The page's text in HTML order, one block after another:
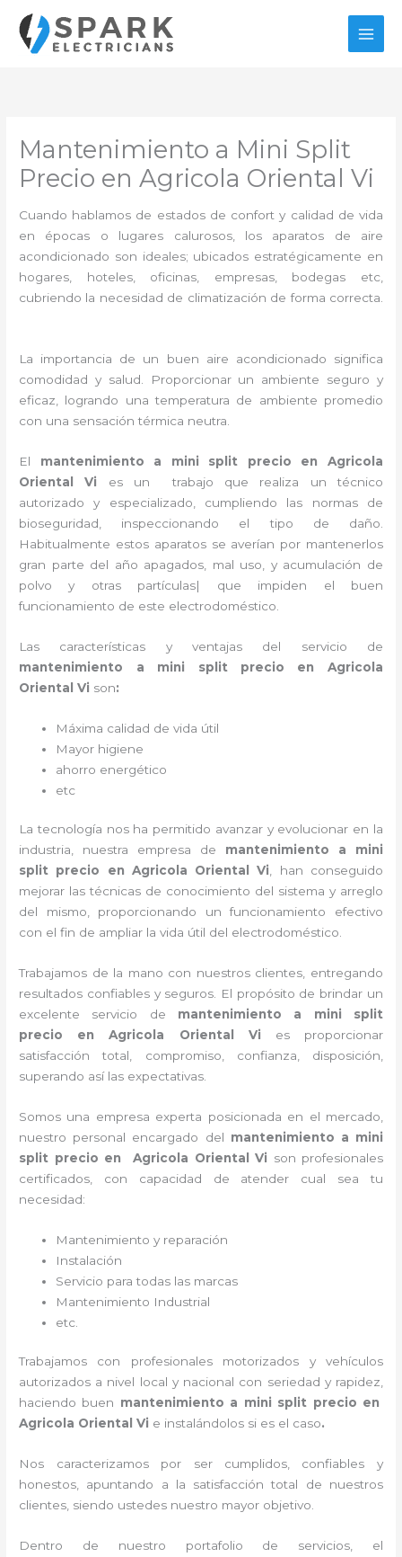
contenido
Mantenimiento a Mini Split
Precio en Agricola Oriental Vi
Cuando hablamos de estados de confort y calidad de vida
en épocas o lugares calurosos, los aparatos de aire
acondicionado son ideales; ubicados estratégicamente en
hogares, hoteles, oficinas, empresas, bodegas etc,
cubriendo la necesidad de climatización de forma correcta.
La importancia de un buen aire acondicionado significa
comodidad y salud. Proporcionar un ambiente seguro y
eficaz, logrando una temperatura de ambiente promedio
con una sensación térmica neutra.
El mantenimiento a mini split precio en Agricola
Oriental Vi
es un
trabajo que realiza un técnico
autorizado y especializado, cumpliendo las normas de
bioseguridad, inspeccionando el tipo de daño.
Habitualmente estos aparatos se averían por mantenerlos
gran parte del año apagados, mal uso, y acumulación de
polvo y otras partículas| que impiden el buen
funcionamiento de este electrodoméstico.
Las características y ventajas del servicio de
mantenimiento a mini split precio en Agricola
Oriental Vi son:
Máxima calidad de vida útil
Mayor higiene
ahorro energético
etc
La tecnología nos ha permitido avanzar y evolucionar en la
industria, nuestra empresa de mantenimiento a mini
split precio en Agricola Oriental Vi, han conseguido
mejorar las técnicas de conocimiento del sistema y arreglo
del mismo, proporcionando un funcionamiento efectivo
con el fin de ampliar la vida útil del electrodoméstico.
Trabajamos de la mano con nuestros clientes, entregando
resultados confiables y seguros. El propósito de brindar un
excelente servicio de mantenimiento a mini split
precio en Agricola Oriental Vi
es proporcionar
satisfacción total, compromiso, confianza, disposición,
superando así las expectativas.
Somos una empresa experta posicionada en el mercado,
nuestro personal encargado del mantenimiento a mini
split precio en Agricola Oriental Vi son profesionales
certificados, con capacidad de atender cual sea tu
necesidad:
Mantenimiento y reparación
Instalación
Servicio para todas las marcas
Mantenimiento Industrial
etc.
Trabajamos con profesionales motorizados y vehículos
autorizados a nivel local y nacional con seriedad y rapidez,
haciendo buen mantenimiento a mini split precio en
Agricola Oriental Vi e instalándolos si es el caso.
Nos caracterizamos por ser cumplidos, confiables y
honestos, apuntando a la satisfacción total de nuestros
clientes, siendo ustedes nuestro mayor objetivo.
Dentro de nuestro portafolio de servicios, el